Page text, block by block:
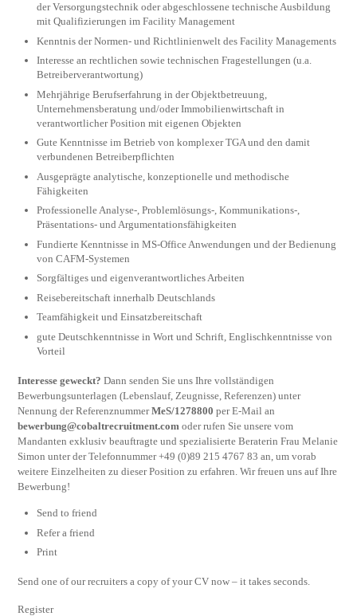
der Versorgungstechnik oder abgeschlossene technische Ausbildung
mit Qualifizierungen im Facility Management
Kenntnis der Normen- und Richtlinienwelt des Facility Managements
Interesse an rechtlichen sowie technischen Fragestellungen (u.a.
Betreiberverantwortung)
Mehrjährige Berufserfahrung in der Objektbetreuung,
Unternehmensberatung und/oder Immobilienwirtschaft in
verantwortlicher Position mit eigenen Objekten
Gute Kenntnisse im Betrieb von komplexer TGA und den damit
verbundenen Betreiberpflichten
Ausgeprägte analytische, konzeptionelle und methodische
Fähigkeiten
Professionelle Analyse-, Problemlösungs-, Kommunikations-,
Präsentations- und Argumentationsfähigkeiten
Fundierte Kenntnisse in MS-Office Anwendungen und der Bedienung
von CAFM-Systemen
Sorgfältiges und eigenverantwortliches Arbeiten
Reisebereitschaft innerhalb Deutschlands
Teamfähigkeit und Einsatzbereitschaft
gute Deutschkenntnisse in Wort und Schrift, Englischkenntnisse von
Vorteil
Interesse geweckt?Dann senden Sie uns Ihre vollständigen
Bewerbungsunterlagen (Lebenslauf, Zeugnisse, Referenzen) unter
Nennung der ReferenznummerMeS/1278800 per E-Mail an
bewerbung@cobaltrecruitment.com oder rufen Sie unsere vom
Mandanten exklusiv beauftragte und spezialisierte Beraterin Frau Melanie
Simon unter der Telefonnummer +49 (0)89 215 4767 83 an, um vorab
weitere Einzelheiten zu dieser Position zu erfahren. Wir freuen uns auf Ihre
Bewerbung!
Send to friend
Refer a friend
Print
Send one of our recruiters a copy of your CV now – it takes seconds.
Register